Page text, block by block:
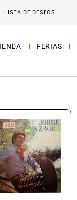
LISTA DE DESEOS
FERIAS